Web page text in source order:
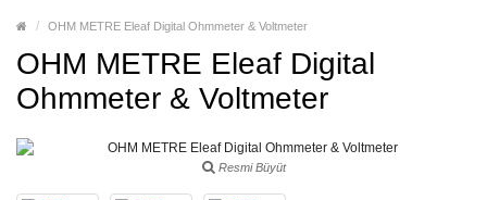
OHM METRE Eleaf Digital Ohmmeter & Voltmeter
OHM METRE Eleaf Digital
Ohmmeter & Voltmeter
Resmi Büyüt